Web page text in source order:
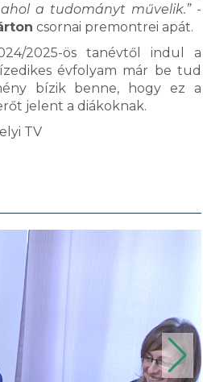
a tudományt művelik.”-
csornai premontrei apát.
2025-ös tanévtől indul a
évfolyam már be tud
bízik benne, hogy ez a
jelent a diákoknak.
TV